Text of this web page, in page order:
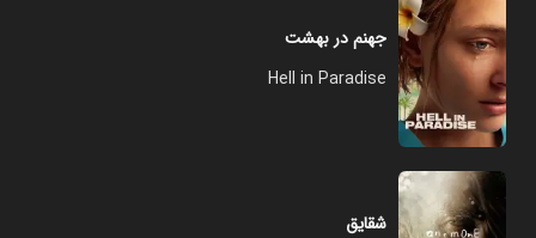
جهنم در بهشت
Hell in Paradise
شقایق